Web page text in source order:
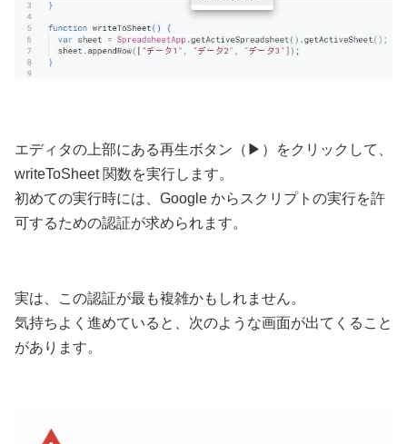
エディタの上部にある再生ボタン（▶︎）をクリックして、
writeToSheet 関数を実行します。
初めての実行時には、Google からスクリプトの実行を許
可するための認証が求められます。
実は、この認証が最も複雑かもしれません。
気持ちよく進めていると、次のような画面が出てくること
があります。